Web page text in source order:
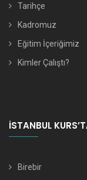
Tarihçe
Kadromuz
Eğitim İçeriğimiz
Kimler Çalıştı?
İSTANBUL
Birebir